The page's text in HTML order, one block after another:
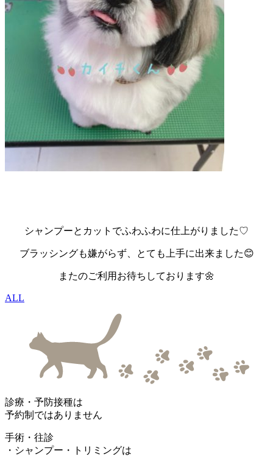
シャンプーとカットでふわふわに仕上がりました♡
ブラッシングも嫌がらず、とても上手に出来ました😊
またのご利用お待ちしております🌼
ALL
診療・予防接種は
予約制ではありません
手術・往診
・シャンプー・トリミングは